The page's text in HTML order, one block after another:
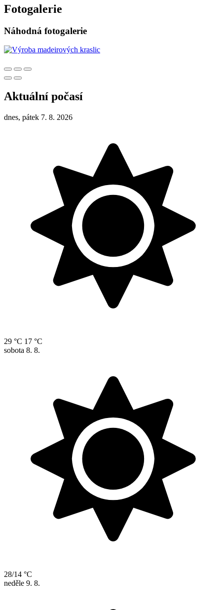
Fotogalerie
Náhodná fotogalerie
Aktuální počasí
dnes, pátek 7. 8. 2026
29 °C 17 °C
sobota 8. 8.
28/14 °C
neděle 9. 8.